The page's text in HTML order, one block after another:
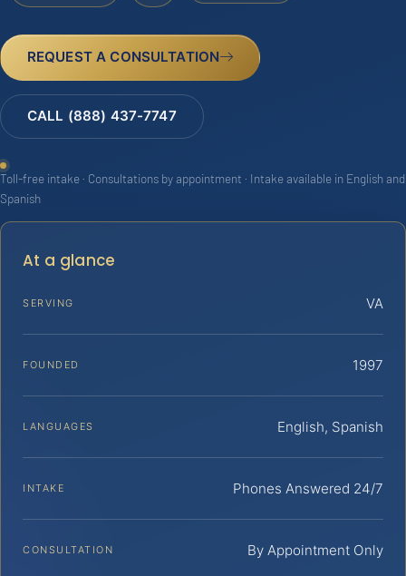
REQUEST A CONSULTATION
CALL (888) 437-7747
Toll-free intake · Consultations by appointment · Intake available in English and
Spanish
At a glance
SERVING VA
FOUNDED 1997
LANGUAGES English, Spanish
INTAKE Phones Answered 24/7
CONSULTATION By Appointment Only